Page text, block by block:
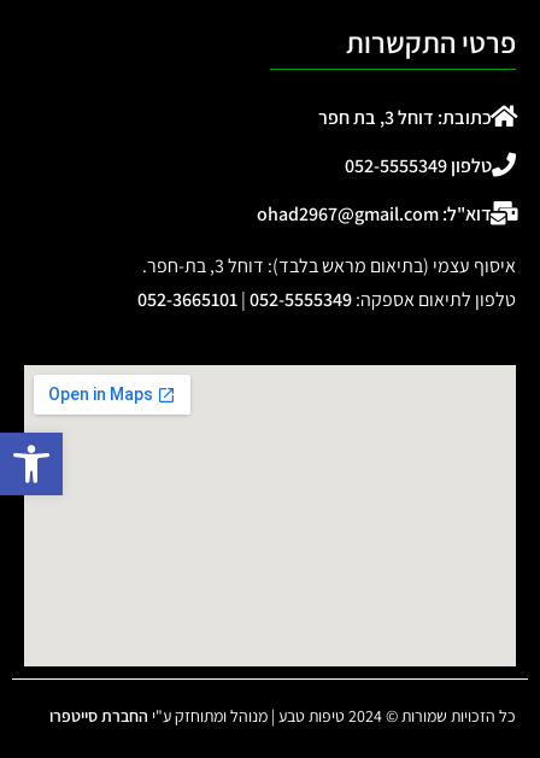
פרטי התקשרות
כתובת: דוחל 3, בת חפר
טלפון 052-5555349
דוא"ל: ohad2967@gmail.com
איסוף עצמי (בתיאום מראש בלבד): דוחל 3, בת-חפר.
טלפון לתיאום אספקה:
052-5555349
|
052-3665101
כל הזכויות שמורות © 2024 טיפות טבע | מנוהל ומתוחזק ע"י החברת סייטפרו